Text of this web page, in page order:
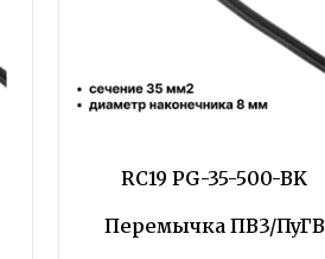
RC19 PG-35-500-BK
Перемычка ПВ3/ПуГВ